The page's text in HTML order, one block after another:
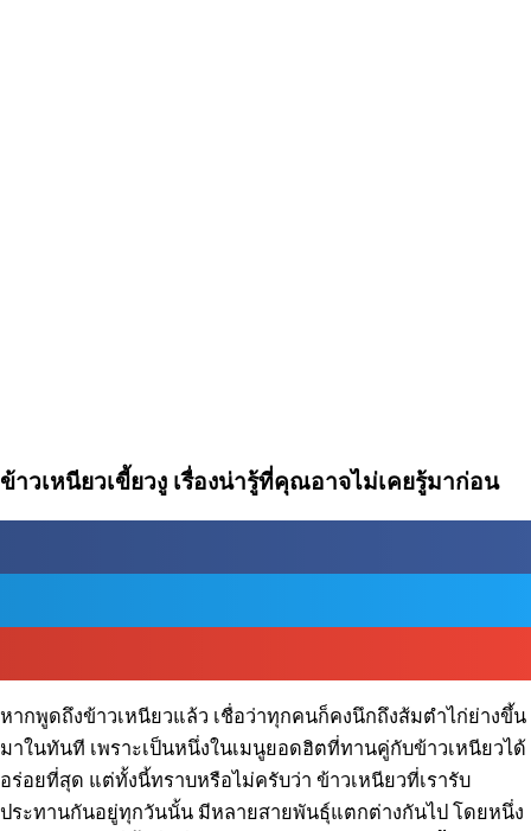
ข้าวเหนียวเขี้ยวงู เรื่องน่ารู้ที่คุณอาจไม่เคยรู้มาก่อน
หากพูดถึงข้าวเหนียวแล้ว เชื่อว่าทุกคนก็คงนึกถึงส้มตำไก่ย่างขึ้น
มาในทันที เพราะเป็นหนึ่งในเมนูยอดฮิตที่ทานคู่กับข้าวเหนียวได้
อร่อยที่สุด แต่ทั้งนี้ทราบหรือไม่ครับว่า ข้าวเหนียวที่เรารับ
ประทานกันอยู่ทุกวันนั้น มีหลายสายพันธุ์แตกต่างกันไป โดยหนึ่ง